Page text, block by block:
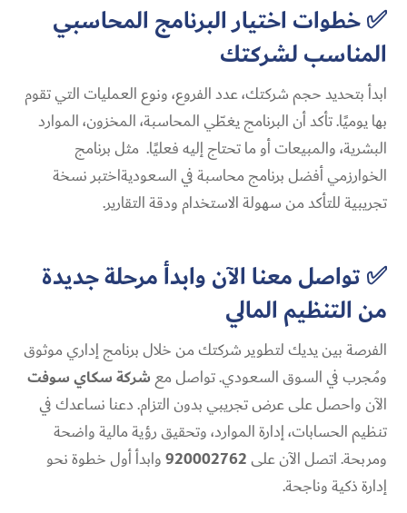
✅ خطوات اختيار البرنامج المحاسبي
المناسب لشركتك
ابدأ بتحديد حجم شركتك، عدد الفروع، ونوع العمليات التي تقوم
بها يوميًا. تأكد أن البرنامج يغطّي المحاسبة، المخزون، الموارد
البشرية، والمبيعات أو ما تحتاج إليه فعليًا. مثل برنامج
الخوارزمي أفضل برنامج محاسبة في السعوديةاختبر نسخة
تجريبية للتأكد من سهولة الاستخدام ودقة التقارير.
✅ تواصل معنا الآن وابدأ مرحلة جديدة
من التنظيم المالي
الفرصة بين يديك لتطوير شركتك من خلال برنامج إداري موثوق
ومُجرب في السوق السعودي. تواصل معشركة سكاي سوفت
الآن واحصل على عرض تجريبي بدون التزام. دعنا نساعدك في
تنظيم الحسابات، إدارة الموارد، وتحقيق رؤية مالية واضحة
ومربحة. اتصل الآن على920002762وابدأ أول خطوة نحو
إدارة ذكية وناجحة.